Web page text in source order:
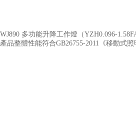
WJ890 多功能升降工作燈（YZH0.096-
產品整體性能符合GB26755-2011《移動式